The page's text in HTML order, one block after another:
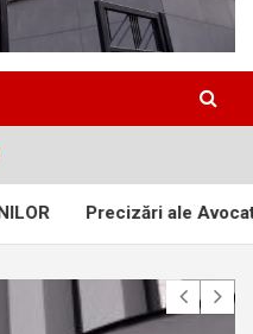
Precizări ale Avocatului